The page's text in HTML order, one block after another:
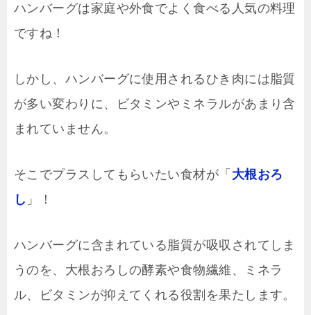
ハンバーグは家庭や外食でよく食べる人気の料理
ですね！
しかし、ハンバーグに使用されるひき肉には脂質
が多い変わりに、ビタミンやミネラルがあまり含
まれていません。
そこでプラスしてもらいたい食材が「 大根おろ
し 」！
ハンバーグに含まれている脂質が吸収されてしま
うのを、大根おろしの酵素や食物繊維、ミネラ
ル、ビタミンが抑えてくれる役割を果たします。